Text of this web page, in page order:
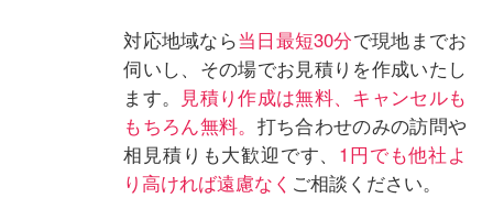
対応地域なら当日最短30分で現地までお
伺いし、その場でお見積りを作成いたし
ます。 見積り作成は無料、キャンセルも
もちろん無料。 打ち合わせのみの訪問や
相見積りも大歓迎です、 1円でも他社よ
り高ければ遠慮なく ご相談ください。